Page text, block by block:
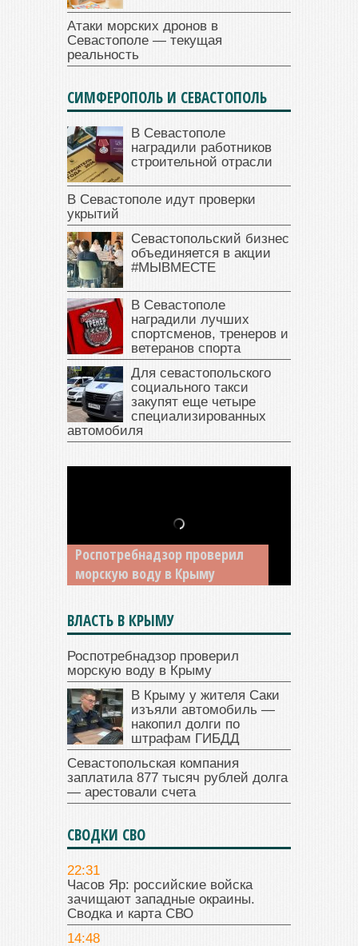
Атаки морских дронов в
Севастополе — текущая
реальность
СИМФЕРОПОЛЬ И СЕВАСТОПОЛЬ
В Севастополе
наградили работников
строительной отрасли
В Севастополе идут проверки
укрытий
Севастопольский бизнес
объединяется в акции
#МЫВМЕСТЕ
В Севастополе
наградили лучших
спортсменов, тренеров и
ветеранов спорта
Для севастопольского
социального такси
закупят еще четыре
специализированных
автомобиля
В Крыму у жителя Саки
изъяли автомобиль —
накопил долги по штрафам
ГИБДД
ВЛАСТЬ В КРЫМУ
Роспотребнадзор проверил
морскую воду в Крыму
В Крыму у жителя Саки
изъяли автомобиль —
накопил долги по
штрафам ГИБДД
Севастопольская компания
заплатила 877 тысяч рублей долга
— арестовали счета
СВОДКИ СВО
22:31
Часов Яр: российские войска
зачищают западные окраины.
Сводка и карта СВО
14:48